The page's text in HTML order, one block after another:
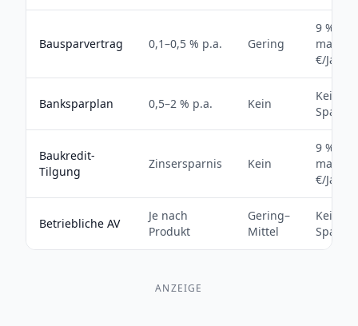
Bausparvertrag 0,1–0,5 % p.a. Gering
9 % auf
max.
€/Jahr
Banksparplan 0,5–2 % p.a. Kein
Keine
Baukredit-
Tilgung
Zinsersparnis Kein
9 % auf
max.
€/Jahr
Betriebliche AV
Je nach
Produkt
Gering–
Mittel
Keine
ANZEIGE